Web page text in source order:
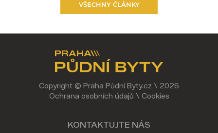
VŠECHNY ČLÁNKY
Copyright © Praha Půdní Byty.cz \ 2026
Ochrana osobních údajů \ Cookies
KONTAKTUJTE NÁS